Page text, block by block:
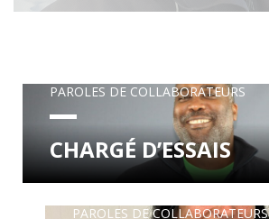
PAROLES DE COLLABORATEURS
CHARGÉ D’ESSAIS
PAROLES DE COLLABORATEURS